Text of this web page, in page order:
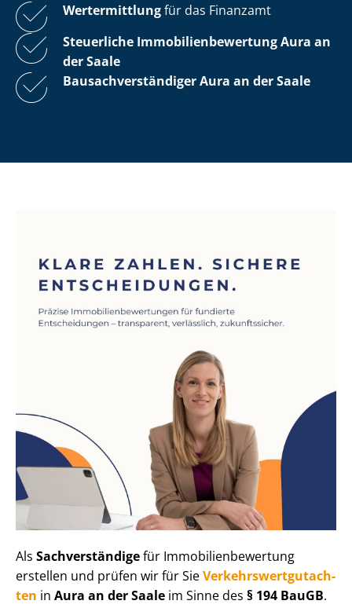
Wertermittlungfür das Finanzamt
Steuerliche Im­mo­bi­li­en­be­wer­tungAura an
der Saale
Bau­sach­ver­stän­di­ger Aura an der Saale
Als Sachverständigefür Im­mo­bi­li­en­be­wer­tung
erstellen und prüfen wir für SieVer­kehrs­wert­gut­ach­
ten in Aura an der Saale im Sinne des § 194 BauGB.